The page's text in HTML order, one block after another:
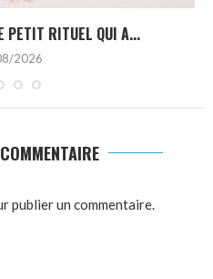
PETIT RITUEL QUI A...
2026
publier un commentaire.